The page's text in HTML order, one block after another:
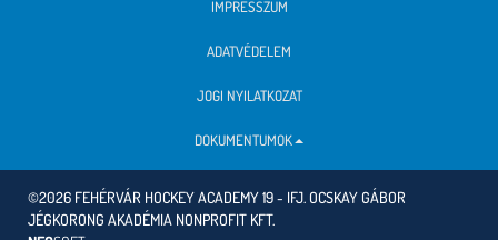
IMPRESSZUM
ADATVÉDELEM
JOGI NYILATKOZAT
DOKUMENTUMOK
©2026 FEHÉRVÁR HOCKEY ACADEMY 19 - IFJ. OCSKAY GÁBOR
JÉGKORONG AKADÉMIA NONPROFIT KFT.